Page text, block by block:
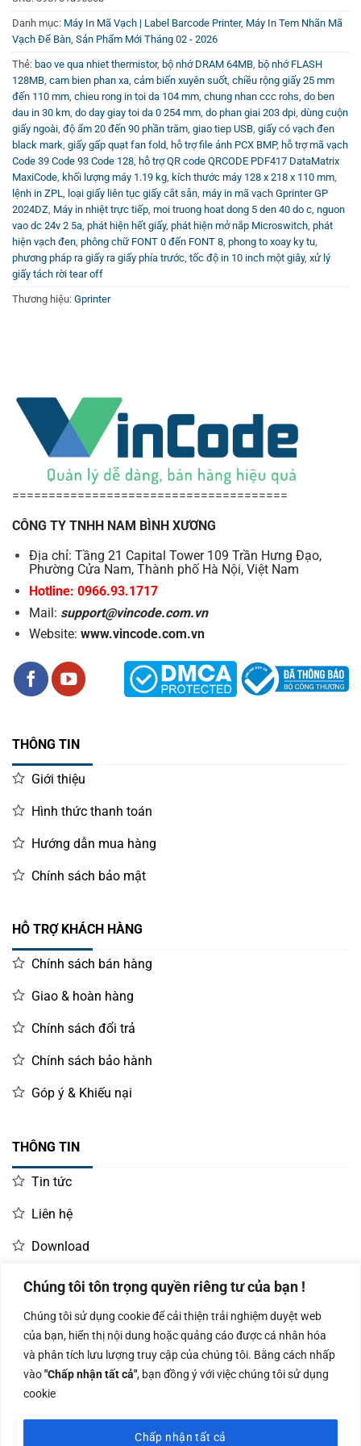
Chúng tôi tôn trọng quyền riêng tư của bạn !
Chúng tôi sử dụng cookie để cải thiện trải nghiệm duyệt web
của bạn, hiển thị nội dung hoặc quảng cáo được cá nhân hóa
và phân tích lưu lượng truy cập của chúng tôi. Bằng cách nhấp
vào"Chấp nhận tất cả", bạn đồng ý với việc chúng tôi sử dụng
cookie
Chấp nhận tất cả
Danh mục: Máy In Mã Vạch | Label Barcode Printer, Máy In Tem Nhãn Mã
Vạch Để Bàn, Sản Phẩm Mới Tháng 02 - 2026
Thẻ: bao ve qua nhiet thermistor, bộ nhớ DRAM 64MB, bộ nhớ FLASH
128MB, cam bien phan xa, cảm biến xuyên suốt, chiều rộng giấy 25 mm
đến 110 mm, chieu rong in toi da 104 mm, chung nhan ccc rohs, do ben
dau in 30 km, do day giay toi da 0 254 mm, do phan giai 203 dpi, dùng cuộn
giấy ngoài, độ ẩm 20 đến 90 phần trăm, giao tiep USB, giấy có vạch đen
black mark, giấy gấp quạt fan fold, hỗ trợ file ảnh PCX BMP, hỗ trợ mã vạch
Code 39 Code 93 Code 128, hỗ trợ QR code QRCODE PDF417 DataMatrix
MaxiCode, khối lượng máy 1.19 kg, kích thước máy 128 x 218 x 110 mm,
lệnh in ZPL, loại giấy liên tục giấy cắt sẵn, máy in mã vạch Gprinter GP
2024DZ, Máy in nhiệt trực tiếp, moi truong hoat dong 5 den 40 do c, nguon
vao dc 24v 2 5a, phát hiện hết giấy, phát hiện mở nắp Microswitch, phát
hiện vạch đen, phông chữ FONT 0 đến FONT 8, phong to xoay ky tu,
phương pháp ra giấy ra giấy phía trước, tốc độ in 10 inch một giây, xử lý
giấy tách rời tear off
Thương hiệu: Gprinter
======================================
CÔNG TY TNHH NAM BÌNH XƯƠNG
Địa chỉ: Tầng 21 Capital Tower 109 Trần Hưng Đạo,
Phường Cửa Nam, Thành phố Hà Nội, Việt Nam
Hotline: 0966.93.1717
Mail: support@vincode.com.vn
Website: www.vincode.com.vn
THÔNG TIN
Giới thiệu
Hình thức thanh toán
Hướng dẫn mua hàng
Chính sách bảo mật
HỖ TRỢ KHÁCH HÀNG
Chính sách bán hàng
Giao & hoàn hàng
Chính sách đổi trả
Chính sách bảo hành
Góp ý & Khiếu nại
THÔNG TIN
Tin tức
Liên hệ
Download
LIÊN HỆ MUA HÀNG
Kinh doanh:
0966.93.1717
KD Dự Án: 0987
835 345
Kế Toán:
0987.919.040